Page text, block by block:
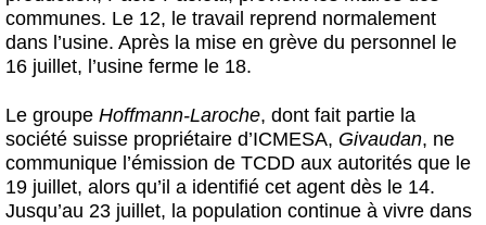
communes. Le 12, le travail reprend normalement
dans l’usine. Après la mise en grève du personnel le
16 juillet, l’usine ferme le 18.
Le groupe Hoffmann-Laroche, dont fait partie la
société suisse propriétaire d’ICMESA, Givaudan, ne
communique l’émission de TCDD aux autorités que le
19 juillet, alors qu’il a identifié cet agent dès le 14.
Jusqu’au 23 juillet, la population continue à vivre dans